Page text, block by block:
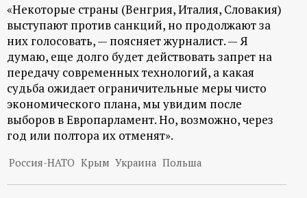
«Некоторые страны (Венгрия, Италия, Словакия)
выступают против санкций, но продолжают за
них голосовать, — поясняет журналист. — Я
думаю, еще долго будет действовать запрет на
передачу современных технологий, а какая
судьба ожидает ограничительные меры чисто
экономического плана, мы увидим после
выборов в Европарламент. Но, возможно, через
год или полтора их отменят».
Россия-НАТО Крым Украина Польша